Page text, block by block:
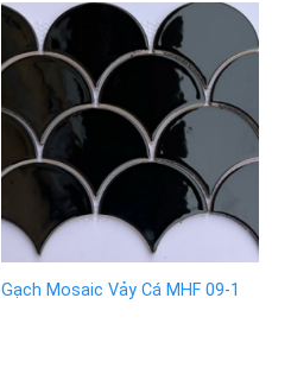
Gạch Mosaic Vảy Cá MHF 09-1